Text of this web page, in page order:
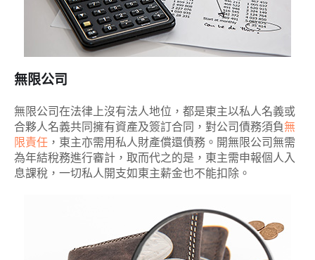
無限公司
無限公司在法律上沒有法人地位，都是東主以私人名義或
合夥人名義共同擁有資產及簽訂合同，對公司債務須負無
限責任 ，東主亦需用私人財產償還債務。開無限公司無需
為年結稅務進行審計，取而代之的是，東主需申報個人入
息課稅，一切私人開支如東主薪金也不能扣除。